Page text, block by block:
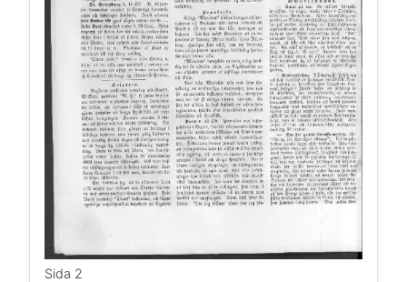
Sida 2